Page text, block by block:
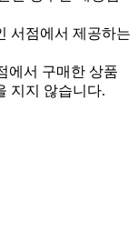
서점에서 제공하는
에서 구매한 상품
지지 않습니다.